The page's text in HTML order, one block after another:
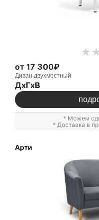
от 17 300₽
Диван двухместный
ДxГxВ
* Можем
* Доставка в
Арти